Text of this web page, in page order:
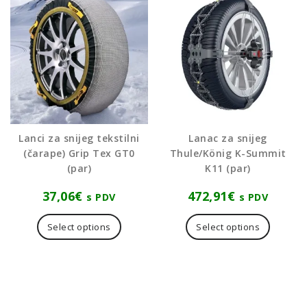
Lanci za snijeg tekstilni
(čarape) Grip Tex GT0
(par)
37,06€ s PDV
Select options
proizvod
Lanac za snijeg
Thule/König K-Summit
K11 (par)
472,91€ s PDV
Select options